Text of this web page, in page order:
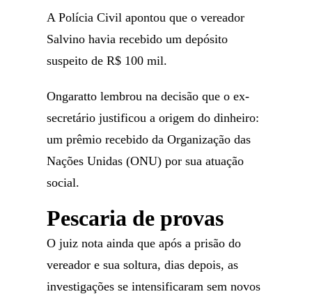
A Polícia Civil apontou que o vereador
Salvino havia recebido um depósito
suspeito de R$ 100 mil.
Ongaratto lembrou na decisão que o ex-
secretário justificou a origem do dinheiro:
um prêmio recebido da Organização das
Nações Unidas (ONU) por sua atuação
social.
Pescaria de provas
O juiz nota ainda que após a prisão do
vereador e sua soltura, dias depois, as
investigações se intensificaram sem novos